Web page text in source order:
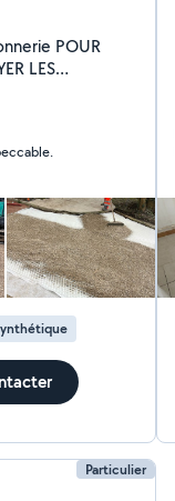
POUR
LES
Particulier